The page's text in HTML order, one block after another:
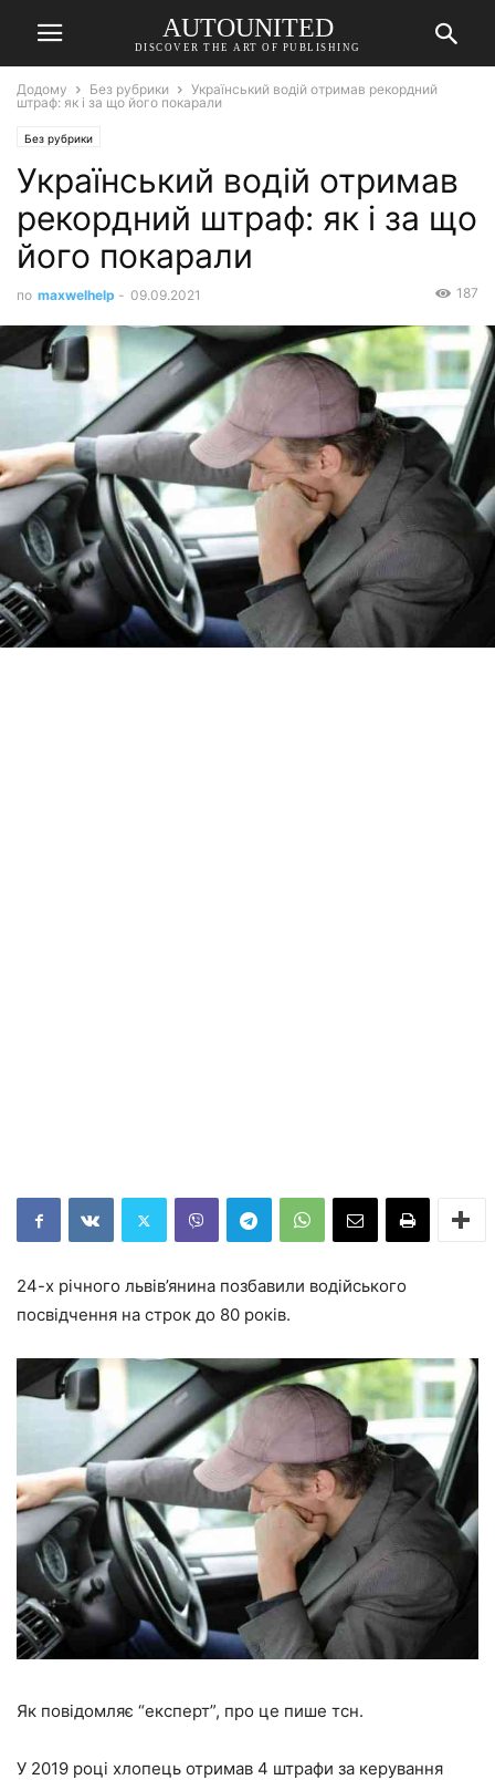
AUTOUNITED
DISCOVER THE ART OF PUBLISHING
Додому Без рубрики
Український водій отримав рекордний
штраф: як і за що його покарали
Без рубрики
Український водій отримав
рекордний штраф: як і за що
його покарали
по maxwelhelp - 09.09.2021 187
24-х річного львів’янина позбавили водійського
посвідчення на строк до 80 років.
Як повідомляє “експерт”, про це пише тсн.
У 2019 році хлопець отримав 4 штрафи за керування